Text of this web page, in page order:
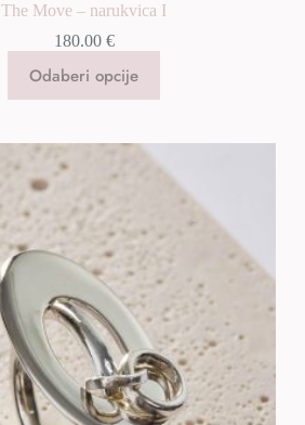
The Move – narukvica I
180.00 €
Odaberi opcije